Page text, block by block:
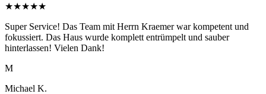
★★★★★
Super Service! Das Team mit Herrn Kraemer war kompetent und
fokussiert. Das Haus wurde komplett entrümpelt und sauber
hinterlassen! Vielen Dank!
M
Michael K.